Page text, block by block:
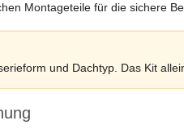
Montageteile für die sichere
und Dachtyp. Das Kit